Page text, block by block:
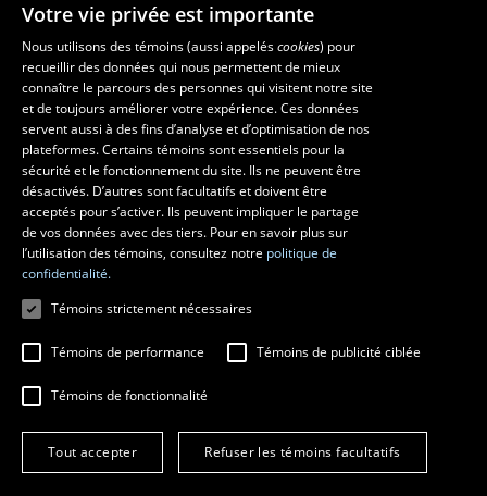
Les écoles et la recherche
École supérieure d’aménagement du territoire et de développement
régional
École d’architecture
École d’art
École de design
Centre de recherche en aménagement et développement
© 2026 Université Laval
Tous droits réservés
Conditions générales d'utilisation
Fraude en ligne
Votre vie privée est importante
Nous utilisons des témoins (aussi appeléscookies) pour
recueillir des données qui nous permettent de mieux
connaître le parcours des personnes qui visitent notre site
et de toujours améliorer votre expérience. Ces données
servent aussi à des fins d’analyse et d’optimisation de nos
plateformes. Certains témoins sont essentiels pour la
sécurité et le fonctionnement du site. Ils ne peuvent être
désactivés. D’autres sont facultatifs et doivent être
acceptés pour s’activer. Ils peuvent impliquer le partage
de vos données avec des tiers. Pour en savoir plus sur
l’utilisation des témoins, consultez notre politique de
confidentialité.
Témoins strictement nécessaires
Témoins de performance Témoins de publicité ciblée
Témoins de fonctionnalité
Tout accepter Refuser les témoins facultatifs